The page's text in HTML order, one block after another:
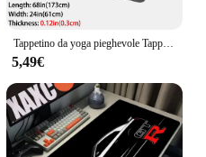
Tappetino da yoga pieghevole Tappetino per esercizi fitness da viaggio pieghevole EVA ecologico Spessore 3 mm/4 mm per yoga, pilates e allenamenti sul pavimento
5,49€